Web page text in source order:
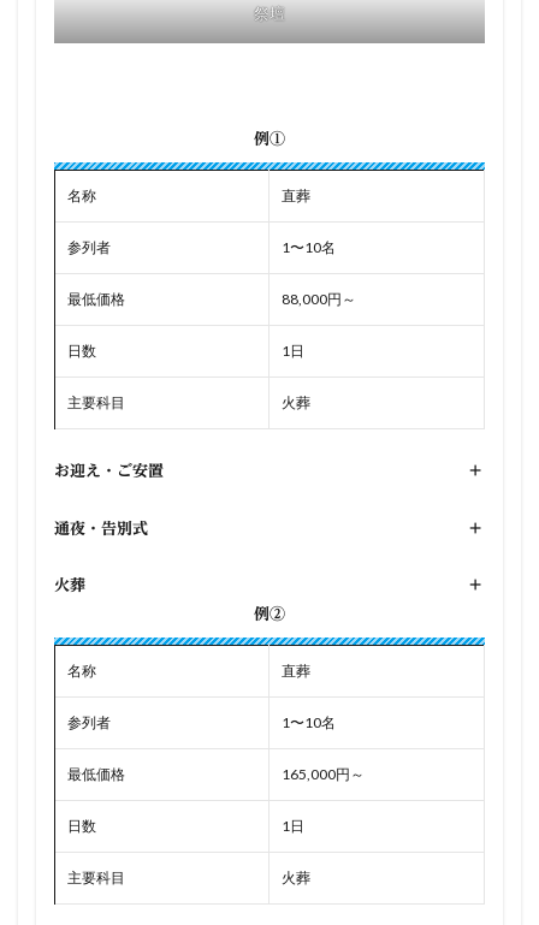
祭壇
例①
名称 直葬
参列者 1〜10名
最低価格 88,000円～
日数 1日
主要科目 火葬
お迎え・ご安置 +
通夜・告別式 +
火葬
+
例②
名称 直葬
参列者 1〜10名
最低価格 165,000円～
日数 1日
主要科目 火葬